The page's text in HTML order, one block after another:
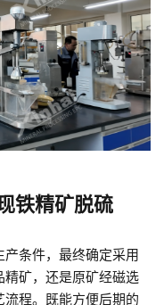
铁精矿脱硫
条件，最终确定采用
矿，还是原矿经磁选
程。既能方便后期的